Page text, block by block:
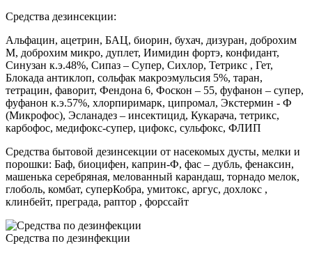
Средства дезинсекции:
Альфацин, ацетрин, БАЦ, биорин, бухач, дизуран, доброхим
М, доброхим микро, дуплет, Иимидин фортэ, конфидант,
Синузан к.э.48%, Сипаз – Супер, Сихлор, Тетрикс , Гет,
Блокада антиклоп, сольфак макроэмульсия 5%, таран,
тетрацин, фаворит, Фендона 6, Фоскон – 55, фуфанон – супер,
фуфанон к.э.57%, хлорпиримарк, ципромал, Экстермин - Ф
(Микрофос), Эсланадез – инсектицид, Кукарача, тетрикс,
карбофос, медифокс-супер, цифокс, сульфокс, ФЛИП
Средства бытовой дезинсекции от насекомых дусты, мелки и
порошки: Баф, биоцифен, каприн-Ф, фас – дубль, фенаксин,
машенька серебряная, мелованный карандаш, торнадо мелок,
глоболь, комбат, суперКобра, умитокс, аргус, дохлокс ,
клинбейт, преграда, раптор , форссайт
Средства по дезинфекции